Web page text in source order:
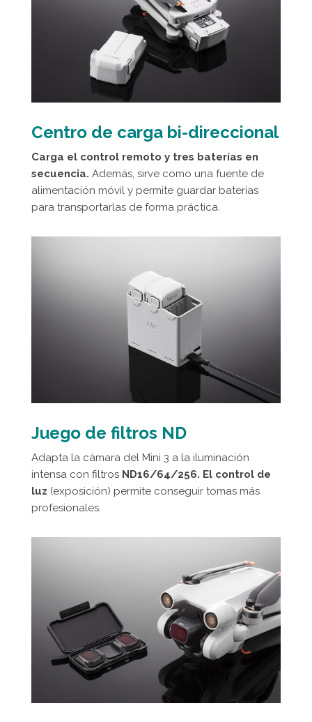
Centro de carga bi-direccional
Carga el control remoto y tres baterías en
secuencia. Además, sirve como una fuente de
alimentación móvil y permite guardar baterías
para transportarlas de forma práctica.
Juego de filtros ND
Adapta la cámara del Mini 3 a la iluminación
intensa con filtros ND16/64/256. El control de
luz (exposición) permite conseguir tomas más
profesionales.